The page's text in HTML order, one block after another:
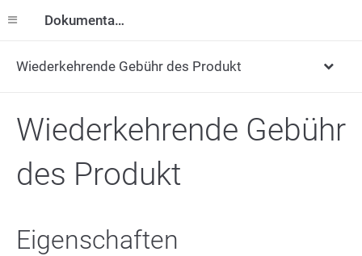
Dokumentation
Wiederkehrende Gebühr des Produkt
Wiederkehrende Gebühr
des Produkt
Eigenschaften